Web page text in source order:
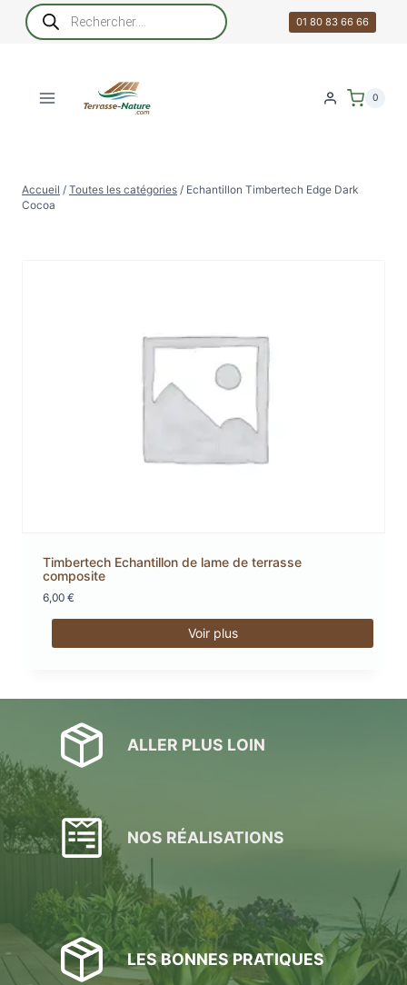
Recherche
de
produits
01 80 83 66 66
0
Accueil / Toutes les catégories / Echantillon Timbertech Edge Dark
Cocoa
Timbertech Echantillon de lame de terrasse
composite
6,00 €
Voir plus
variations.
Les
options
peuvent
être
choisies
sur
du
produit
ALLER PLUS LOIN
NOS RÉALISATIONS
LES BONNES PRATIQUES